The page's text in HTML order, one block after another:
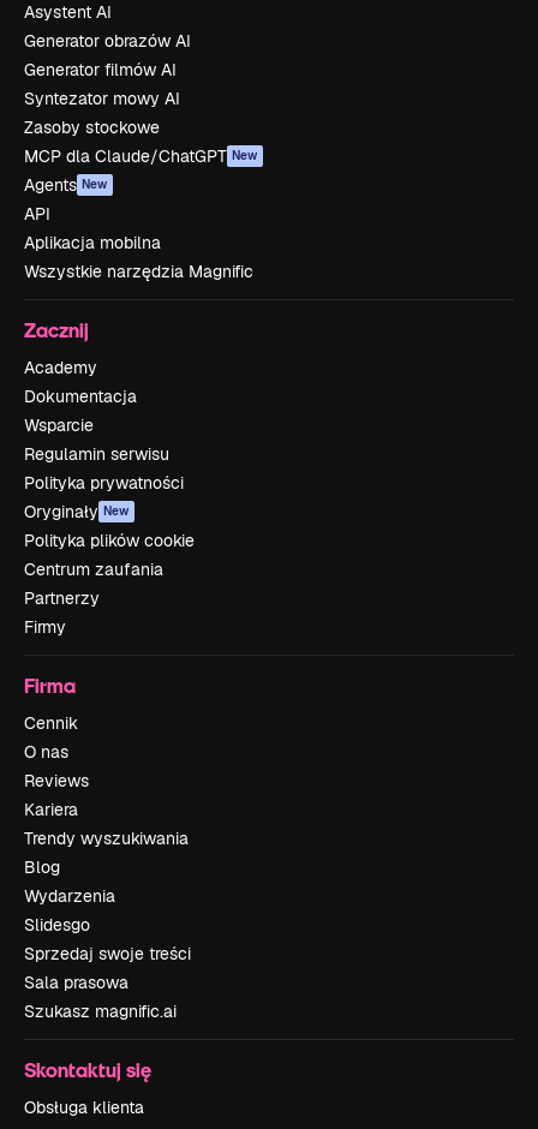
Asystent AI
Generator obrazów AI
Generator filmów AI
Syntezator mowy AI
Zasoby stockowe
MCP dla Claude/ChatGPT New
Agents New
API
Aplikacja mobilna
Wszystkie narzędzia Magnific
Zacznij
Academy
Dokumentacja
Wsparcie
Regulamin serwisu
Polityka prywatności
Oryginały New
Polityka plików cookie
Centrum zaufania
Partnerzy
Firmy
Firma
Cennik
O nas
Reviews
Kariera
Trendy wyszukiwania
Blog
Wydarzenia
Slidesgo
Sprzedaj swoje treści
Sala prasowa
Szukasz magnific.ai
Skontaktuj się
Obsługa klienta